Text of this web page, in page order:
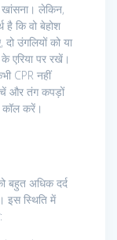
लेकिन,
है कि वो बेहोश
उंगलियों को या
एरिया पर रखें।
CPR नहीं
और तंग कपड़ों
कॉल करें।
बहुत अधिक दर्द
इस स्थिति में